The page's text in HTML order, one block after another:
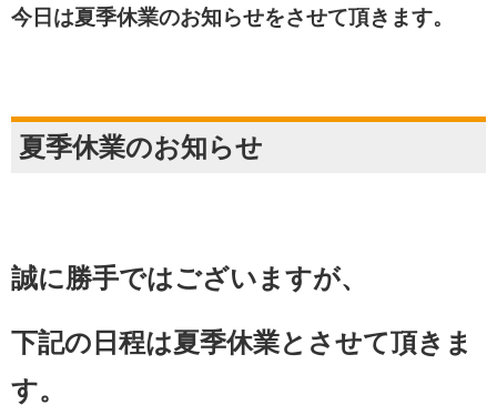
今日は夏季休業のお知らせをさせて頂きます。
夏季休業のお知らせ
誠に勝手ではございますが、
下記の日程は夏季休業とさせて頂きま
す。